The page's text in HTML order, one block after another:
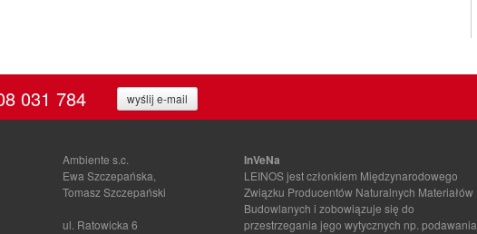
031 784 wyślij e-mail
Ambiente s.c.
Ewa Szczepańska,
Tomasz Szczepański
ul. Ratowicka 6
InVeNa
LEINOS jest członkiem Międzynarodowego
Związku Producentów Naturalnych Materiałów
Budowlanych i zobowiązuje się do
przestrzegania jego wytycznych np. podawania